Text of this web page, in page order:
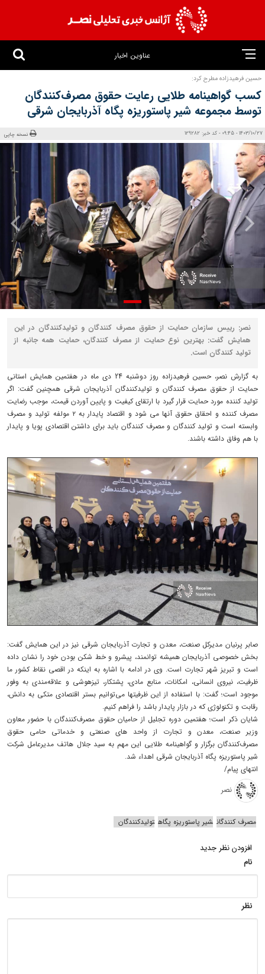
عناوین اخبار
حسین فرهیدزاده مطرح کرد:
کسب گواهینامه طلایی رعایت حقوق مصرف‌کنندگان
توسط مجموعه شیر پاستوریزه پگاه آذربایجان شرقی
1403/10/27 - 09:45 - کد خبر: 129282 نسخه چاپی
نصر: رییس سازمان حمایت از حقوق مصرف کنندگان و تولیدکنندگان در این
همایش گفت: بهترین نوع حمایت از مصرف کنندگان، حمایت همه جانبه از
تولید کنندگان است.
به گزارش نصر، حسین فرهیدزاده روز دوشنبه 24 دی ماه در هفتمین همایش استانی
حمایت از حقوق مصرف کنندگان و تولیدکنندگان آذربایجان شرقی همچنین گفت: اگر
تولید کننده مورد حمایت قرار گیرد با ارتقای کیفیت و پایین آوردن قیمت، موجب رضایت
مصرف کننده و احقاق حقوق آنها می شود و اقتصاد پایدار به ۲ مولفه تولید و مصرف
وابسته است و تولید کنندگان و مصرف کنندگان باید برای داشتن اقتصادی پویا و پایدار
با هم وفاق داشته باشند.
صابر پرنیان مدیرکل صنعت، معدن و تجارت آذربایجان شرقی نیز در این همایش گفت:
بخش خصوصی آذربایجان همیشه توانمند، پیشرو و خط شکن بودن خود را نشان داده
است و تبریز شهر تجارت است. وی در ادامه با اشاره به اینکه در اقصی نقاط کشور ما
ظرفیت، نیروی انسانی، امکانات، منابع مادی، پشتکار، تیزهوشی و علاقه‌مندی به وفور
موجود است؛ گفت: با استفاده از این ظرفیتها می‌توانیم بستر اقتصادی متکی به دانش،
رقابت و تکنولوژی که در بازار پایدار باشد را فراهم کنیم.
شایان ذکر است؛ هفتمین دوره تجلیل از حامیان حقوق مصرف‌کنندگان با حضور معاون
وزیر صنعت، معدن و تجارت از واحد های صنعتی و خدماتی حامی حقوق
مصرف‌کنندگان برگزار و گواهینامه طلایی این مهم به سید جلال هاتف مدیرعامل شرکت
شیر پاستوریزه پگاه آذربایجان شرقی اهداء شد.
انتهای پیام/
نصر
مصرف کنندگان شیر پاستوریزه پگاه تولیدکنندگان
افزودن نظر جدید
نام
نظر